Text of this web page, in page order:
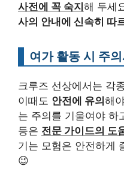
사전에 꼭 숙지 해 두세
사의 안내에 신속히 따
여가 활동 시 주
크루즈 선상에서는 각
이때도 안전에 유의 해
는 주의를 기울여야 하
등은 전문 가이드의 도
기는 모험은 안전하게
😉